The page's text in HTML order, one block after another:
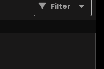
Filter